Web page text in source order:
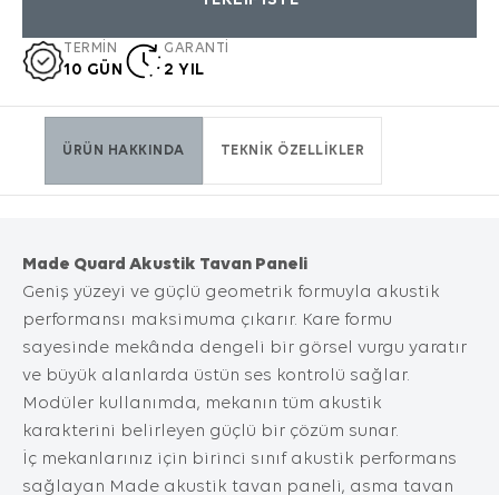
AYDINLATMA METNI'NI OKUDUM VE KABUL
EDIYORUM.
GÖNDER
TERMİN
10 GÜN
GARANTİ
2 YIL
ÜRÜN HAKKINDA TEKNİK ÖZELLİKLER
Made Quard Akustik Tavan Paneli
Geniş yüzeyi ve güçlü geometrik formuyla akustik
performansı maksimuma çıkarır. Kare formu
sayesinde mekânda dengeli bir görsel vurgu yaratır
ve büyük alanlarda üstün ses kontrolü sağlar.
Modüler kullanımda, mekanın tüm akustik
karakterini belirleyen güçlü bir çözüm sunar.
İç mekanlarınız için birinci sınıf akustik performans
sağlayan Made akustik tavan paneli, asma tavan
Genellikle ziyaret ettiğiniz internet sitesini
deneyim sunmak, sunulan hizmetleri
geliştirmek ve deneyiminizi iyileştirmek için
kullanılır ve bir internet sitesinde gezinirken
kullanılmasını tercih etmezseniz tarayıcınızın
ayarlarından Çerezleri silebilir ya da
hatırlatmak isteriz. Tarayıcınızdan Çerez
sitede çerez kullanımını kabul ettiğinizi
varsayacağız.
1. ÇEREZLERDE HANGİ TÜR VERİLER
İŞLENİR?
İnternet sitelerinde yer alan çerezlerde, türüne
bağlı olarak, siteyi ziyaret ettiğiniz cihazdaki
tarama ve kullanım tercihlerinize ilişkin veriler
toplanmaktadır. Bu veriler, eriştiğiniz sayfalar,